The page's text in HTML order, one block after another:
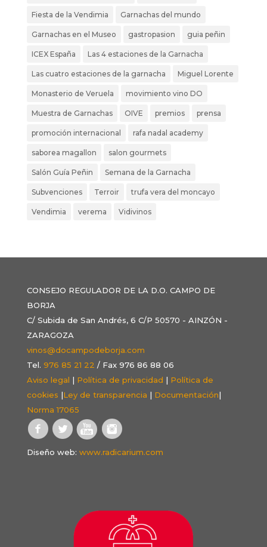
Fiesta de la Vendimia Garnachas del mundo
Garnachas en el Museo gastropasion guia peñin
ICEX España Las 4 estaciones de la Garnacha
Las cuatro estaciones de la garnacha Miguel Lorente
Monasterio de Veruela movimiento vino DO
Muestra de Garnachas OIVE premios prensa
promoción internacional rafa nadal academy
saborea magallon salon gourmets
Salón Guía Peñin Semana de la Garnacha
Subvenciones Terroir trufa vera del moncayo
Vendimia verema Vidivinos
CONSEJO REGULADOR DE LA D.O. CAMPO DE
BORJA
C/ Subida de San Andrés, 6 C/P 50570 - AINZÓN -
ZARAGOZA
vinos@docampodeborja.com
Tel. 976 85 21 22 / Fax 976 86 88 06
Aviso legal | Política de privacidad | Política de
cookies |Ley de transparencia | Documentación|
Norma 17065
Diseño web: www.radicarium.com